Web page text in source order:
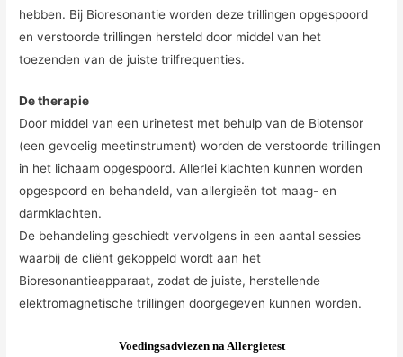
hebben. Bij Bioresonantie worden deze trillingen opgespoord
en verstoorde trillingen hersteld door middel van het
toezenden van de juiste trilfrequenties.
De therapie
Door middel van een urinetest met behulp van de Biotensor
(een gevoelig meetinstrument) worden de verstoorde trillingen
in het lichaam opgespoord. Allerlei klachten kunnen worden
opgespoord en behandeld, van allergieën tot maag- en
darmklachten.
De behandeling geschiedt vervolgens in een aantal sessies
waarbij de cliënt gekoppeld wordt aan het
Bioresonantieapparaat, zodat de juiste, herstellende
elektromagnetische trillingen doorgegeven kunnen worden.
Voedingsadviezen na Allergietest